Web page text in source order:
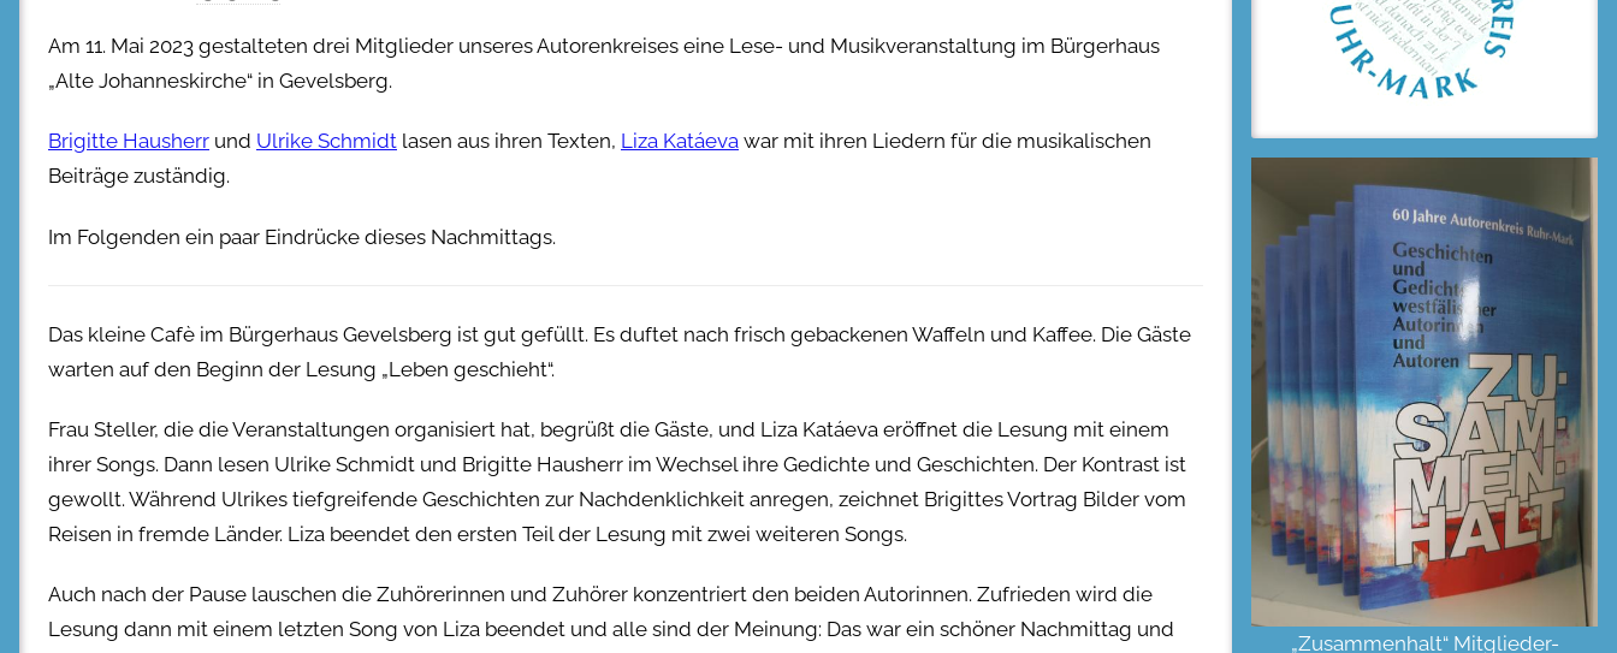
Am 11. Mai 2023 gestalteten drei Mitglieder unseres Autorenkreises eine Lese- und Musikveranstaltung im Bürgerhaus
„Alte Johanneskirche“ in Gevelsberg.
Brigitte Hausherr und Ulrike Schmidt lasen aus ihren Texten, Liza Katáeva war mit ihren Liedern für die musikalischen
Beiträge zuständig.
Im Folgenden ein paar Eindrücke dieses Nachmittags.
Das kleine Cafè im Bürgerhaus Gevelsberg ist gut gefüllt. Es duftet nach frisch gebackenen Waffeln und Kaffee. Die Gäste
warten auf den Beginn der Lesung „Leben geschieht“.
Frau Steller, die die Veranstaltungen organisiert hat, begrüßt die Gäste, und Liza Katáeva eröffnet die Lesung mit einem
ihrer Songs. Dann lesen Ulrike Schmidt und Brigitte Hausherr im Wechsel ihre Gedichte und Geschichten. Der Kontrast ist
gewollt. Während Ulrikes tiefgreifende Geschichten zur Nachdenklichkeit anregen, zeichnet Brigittes Vortrag Bilder vom
Reisen in fremde Länder. Liza beendet den ersten Teil der Lesung mit zwei weiteren Songs.
Auch nach der Pause lauschen die Zuhörerinnen und Zuhörer konzentriert den beiden Autorinnen. Zufrieden wird die
Lesung dann mit einem letzten Song von Liza beendet und alle sind der Meinung: Das war ein schöner Nachmittag und
„Zusammenhalt“ Mitglieder-